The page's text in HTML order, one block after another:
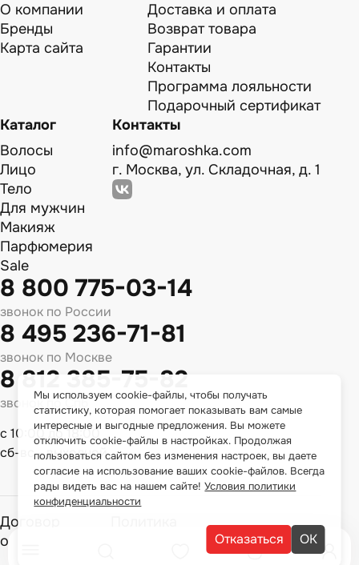
О компании
Бренды
Карта сайта
Доставка и оплата
Возврат товара
Гарантии
Контакты
Программа лояльности
Подарочный сертификат
Каталог
Волосы
Лицо
Тело
Для мужчин
Макияж
Парфюмерия
Sale
Контакты
info@maroshka.com
г. Москва, ул. Складочная, д. 1
8 800 775-03-14
звонок по России
8 495 236-71-81
звонок по Москве
8 812 385-75-82
звонок по Спб
с 10:00 до 18:00
сб-вс - выходной
Договор
оферты
конфиденциальности
Мы используем cookie-файлы, чтобы получать
статистику, которая помогает показывать вам самые
интересные и выгодные предложения. Вы можете
отключить cookie-файлы в настройках. Продолжая
пользоваться сайтом без изменения настроек, вы даете
согласие на использование ваших cookie-файлов. Всегда
рады видеть вас на нашем сайте!Условия политики
конфиденциальности
Отказаться ОК